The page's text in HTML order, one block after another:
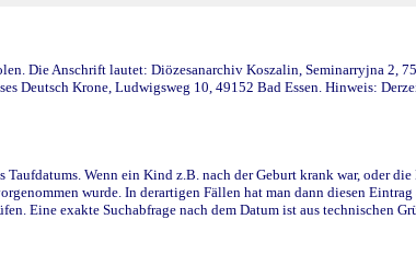
Die Anschrift lautet: Diözesanarchiv Koszalin, Seminarryjna 2,
Deutsch Krone, Ludwigsweg 10, 49152 Bad Essen. Hinweis:
Wenn ein Kind z.B. nach der Geburt krank war, oder
wurde. In derartigen Fällen hat man dann diesen
Eine exakte Suchabfrage nach dem Datum ist aus technischen